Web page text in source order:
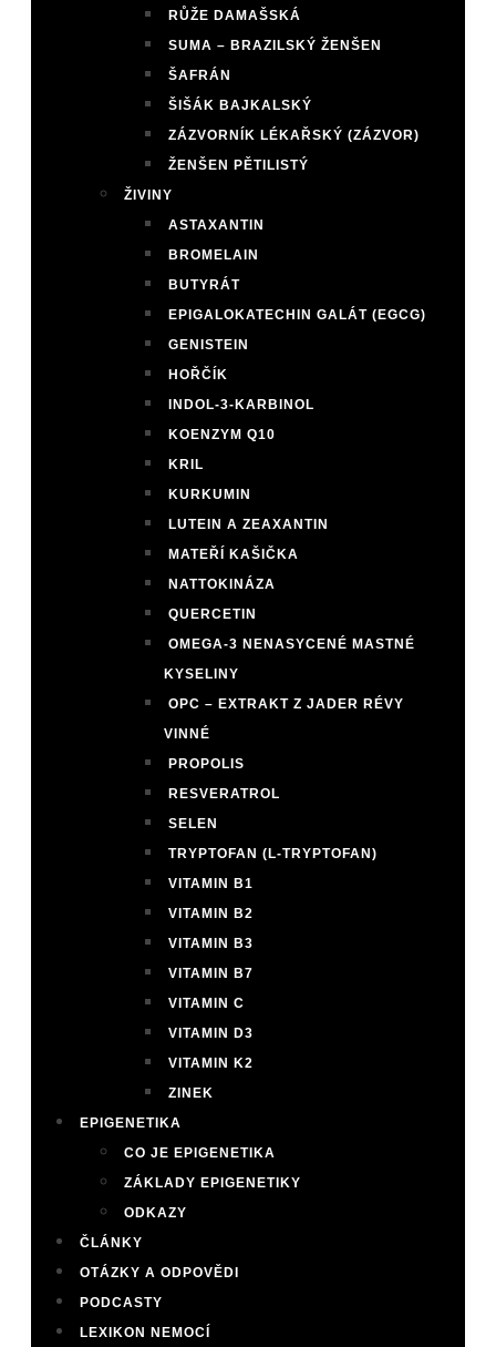
RŮŽE DAMAŠSKÁ
SUMA – BRAZILSKÝ ŽENŠEN
ŠAFRÁN
ŠIŠÁK BAJKALSKÝ
ZÁZVORNÍK LÉKAŘSKÝ (ZÁZVOR)
ŽENŠEN PĚTILISTÝ
ŽIVINY
ASTAXANTIN
BROMELAIN
BUTYRÁT
EPIGALOKATECHIN GALÁT (EGCG)
GENISTEIN
HOŘČÍK
INDOL-3-KARBINOL
KOENZYM Q10
KRIL
KURKUMIN
LUTEIN A ZEAXANTIN
MATEŘÍ KAŠIČKA
NATTOKINÁZA
QUERCETIN
OMEGA-3 NENASYCENÉ MASTNÉ
KYSELINY
OPC – EXTRAKT Z JADER RÉVY
VINNÉ
PROPOLIS
RESVERATROL
SELEN
TRYPTOFAN (L-TRYPTOFAN)
VITAMIN B1
VITAMIN B2
VITAMIN B3
VITAMIN B7
VITAMIN C
VITAMIN D3
VITAMIN K2
ZINEK
EPIGENETIKA
CO JE EPIGENETIKA
ZÁKLADY EPIGENETIKY
ODKAZY
ČLÁNKY
OTÁZKY A ODPOVĚDI
PODCASTY
LEXIKON NEMOCÍ